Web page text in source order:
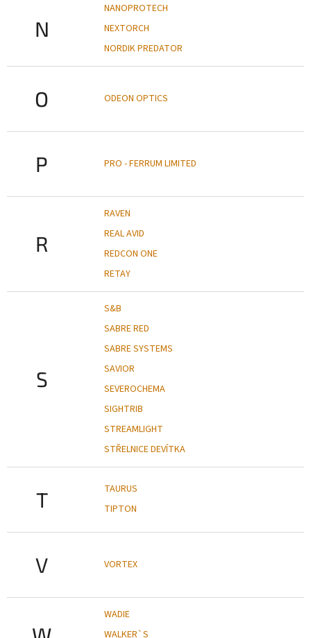
N
NANOPROTECH
NEXTORCH
NORDIK PREDATOR
O ODEON OPTICS
P PRO - FERRUM LIMITED
R
RAVEN
REAL AVID
REDCON ONE
RETAY
S
S&B
SABRE RED
SABRE SYSTEMS
SAVIOR
SEVEROCHEMA
SIGHTRIB
STREAMLIGHT
STŘELNICE DEVÍTKA
T
TAURUS
TIPTON
V VORTEX
WADIE
WALKER`S